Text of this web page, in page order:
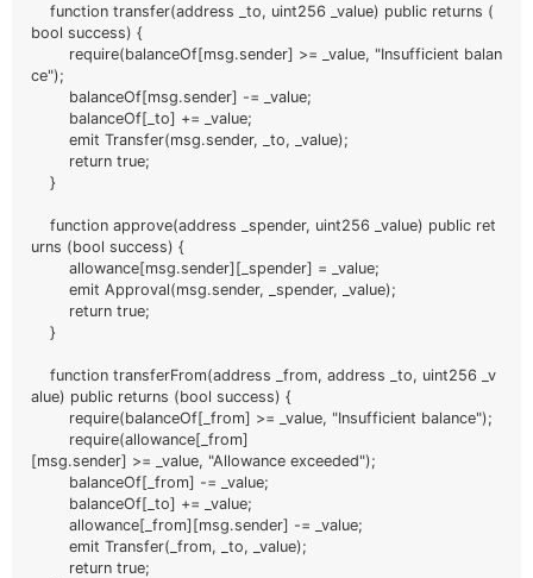
function transfer(address _to, uint256 _value) public returns (
bool success) {
require(balanceOf[msg.sender] >= _value, "Insufficient balan
ce");
balanceOf[msg.sender] -= _value;
balanceOf[_to] += _value;
emit Transfer(msg.sender, _to, _value);
return true;
}
function approve(address _spender, uint256 _value) public ret
urns (bool success) {
allowance[msg.sender][_spender] = _value;
emit Approval(msg.sender, _spender, _value);
return true;
}
function transferFrom(address _from, address _to, uint256 _v
alue) public returns (bool success) {
require(balanceOf[_from] >= _value, "Insufficient balance");
require(allowance[_from]
[msg.sender] >= _value, "Allowance exceeded");
balanceOf[_from] -= _value;
balanceOf[_to] += _value;
allowance[_from][msg.sender] -= _value;
emit Transfer(_from, _to, _value);
return true;